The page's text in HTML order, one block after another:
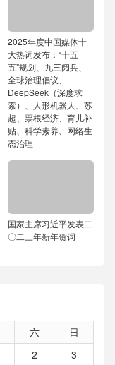
2025年度中国媒体十
大热词发布：“十五
五”规划、九三阅兵、
全球治理倡议、
DeepSeek（深度求
索）、人形机器人、苏
超、票根经济、育儿补
贴、科学素养、网络生
态治理
国家主席习近平发表二
〇二三年新年贺词
六
日
2
3